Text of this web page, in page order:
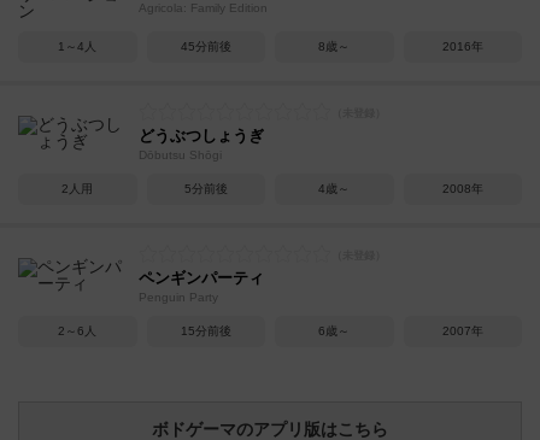
Agricola: Family Edition
1～4人 45分前後 8歳～ 2016年
どうぶつしょうぎ
Dōbutsu Shōgi
2人用 5分前後 4歳～ 2008年
ペンギンパーティ
Penguin Party
2～6人 15分前後 6歳～ 2007年
ボドゲーマのアプリ版はこちら